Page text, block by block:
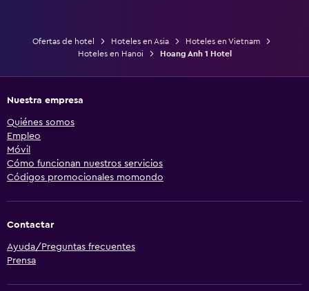
Ofertas de hotel Hoteles en Asia
Hoteles en Vietnam
Hoteles en Hanoi
Hoang Anh 1 Hotel
Nuestra empresa
Quiénes somos
Empleo
Móvil
Cómo funcionan nuestros servicios
Códigos promocionales momondo
Contactar
Ayuda/Preguntas frecuentes
Prensa